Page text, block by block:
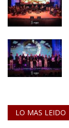
LO MAS LEIDO